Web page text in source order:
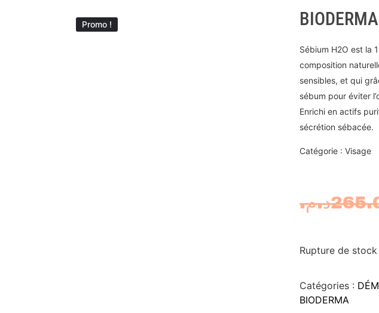
Promo !
Sébium H2O est la
composition
sensibles, et qui
sébum pour éviter
Enrichi en actifs
sécrétion sébacée.
Catégorie : Visage
د.م.
Rupture de stock
Catégories :
BIODERMA